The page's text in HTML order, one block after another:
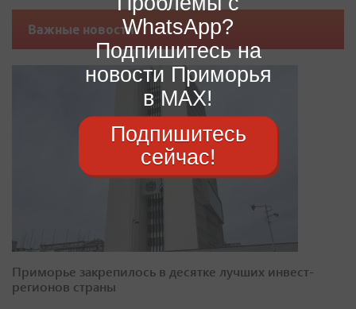
Важные новости
Приморье закрепилось в десятке лучших инвест-
регионов страны
WhatsApp?
Подпишитесь на
новости Приморья
в MAX!
Подпишитесь
сейчас!